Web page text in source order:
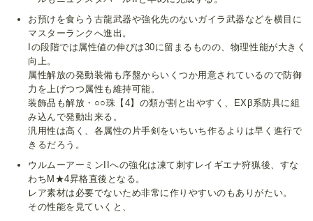
お預けを食らう古龍武器や強化先のないガイラ武器などを横目に
マスターランクへ進出。
Iの段階では属性値の伸びは30に留まるものの、物理性能が大きく
向上。
属性解放の発動装備も序盤からいくつか用意されているので防御
力を上げつつ属性も維持可能。
装飾品も解放・○○珠【4】の類が割と出やすく、EXβ系防具に組
み込んで発動出来る。
汎用性は高く、各属性の片手剣をいちいち作るよりは早く進行で
きるだろう。
ウルムーアーミンIIへの強化は凍て刺すレイギエナ狩猟後、すな
わちM★4昇格直後となる。
レア素材は必要でないため非常に作りやすいのもありがたい。
その性能を見ていくと、